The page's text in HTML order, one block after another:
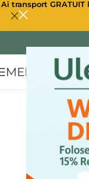
Ai transport
MENU